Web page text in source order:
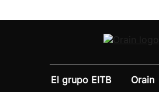
El grupo EITB
Orain